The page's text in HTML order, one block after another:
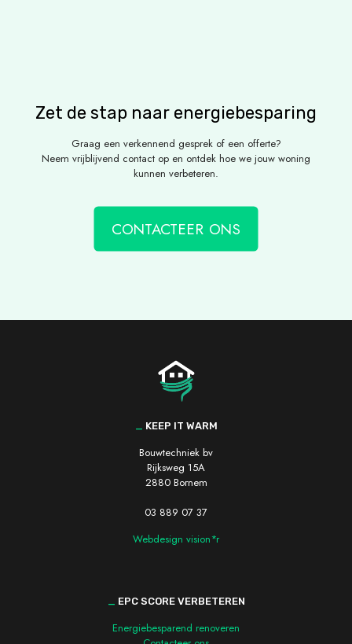
Zet de stap naar energiebesparing
Graag een verkennend gesprek of een offerte?
Neem vrijblijvend contact op en ontdek hoe we jouw woning
kunnen verbeteren.
CONTACTEER ONS
KEEP IT WARM
Bouwtechniek bv
Rijksweg 15A
2880 Bornem
03 889 07 37
Webdesign vision*r
EPC SCORE VERBETEREN
Energiebesparend renoveren